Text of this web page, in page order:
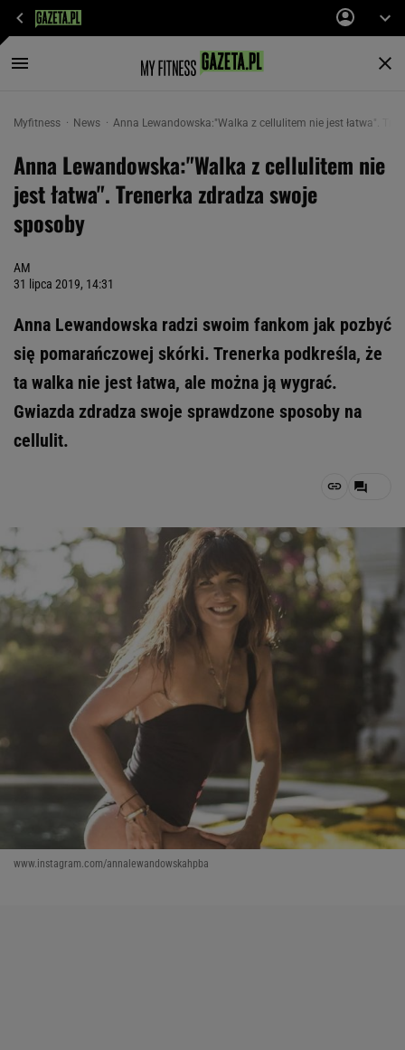
Myfitness News Anna Lewandowska:"Walka z cellulitem nie jest łatwa".
Anna Lewandowska:"Walka z cellulitem nie
jest łatwa". Trenerka zdradza swoje
sposoby
AM
31 lipca 2019, 14:31
Anna Lewandowska radzi swoim fankom jak pozbyć
się pomarańczowej skórki. Trenerka podkreśla, że
ta walka nie jest łatwa, ale można ją wygrać.
Gwiazda zdradza swoje sprawdzone sposoby na
cellulit.
www.instagram.com/annalewandowskahpba